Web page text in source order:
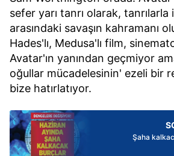
sefer yarı tanrı olarak, tanrılarla
arasındaki savaşın kahramanı
Hades'lı, Medusa'lı film,
Avatar'ın yanından geçmiyor
oğullar mücadelesinin' ezeli bir
bize hatırlatıyor.
Şaha